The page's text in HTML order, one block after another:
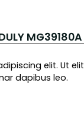
elit. Ut elit
dapibus leo.